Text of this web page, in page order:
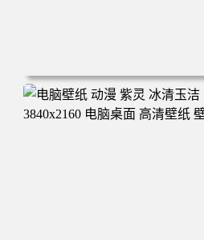
电脑壁纸 动漫 凡人修仙传 韩立 结
脑桌面 高清壁纸 壁纸下载 壁纸大